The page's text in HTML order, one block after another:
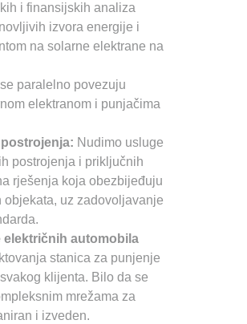
i finansijskih analiza
izvora energije i
na solarne elektrane na
paralelno povezuju
elektranom i punjačima
Nudimo usluge
postrojenja i priključnih
rješenja koja obezbijeđuju
uz zadovoljavanje
električnih automobila
stanica za punjenje
klijenta. Bilo da se
mrežama za
i izveden.